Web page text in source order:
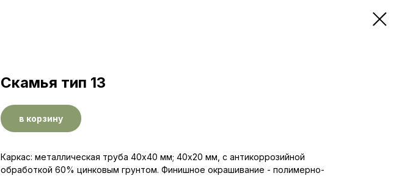
Скамья тип 13
в корзину
Каркас: металлическая труба 40x40 мм; 40х20 мм, с антикоррозийной
обработкой 60% цинковым грунтом. Финишное окрашивание - полимерно-